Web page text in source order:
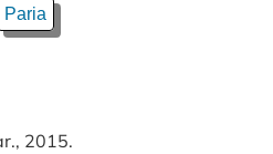
Paria
2015.